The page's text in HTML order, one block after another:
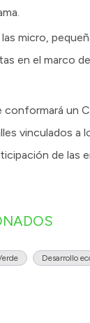
micro,
en el marco
un
vinculados a
de las
Desarrollo